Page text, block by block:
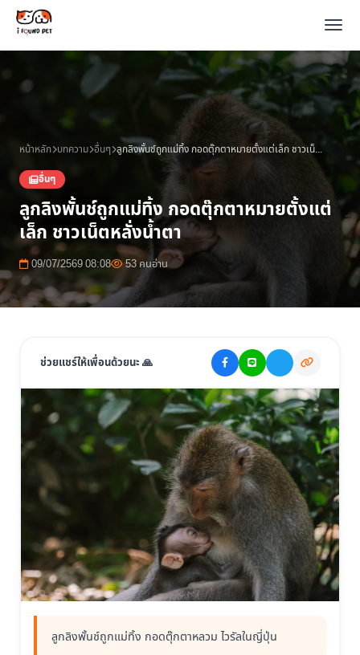
หน้าหลัก บทความ อื่นๆ ลูกลิงพั้นช์ถูกแม่ทิ้ง กอดตุ๊กตาหมายตั้งแต่เล็ก ชาวเน็ตหลั่งน้ำตา
อื่นๆ
ลูกลิงพั้นช์ถูกแม่ทิ้ง กอดตุ๊กตาหมายตั้งแต่
เล็ก ชาวเน็ตหลั่งน้ำตา
09/07/2569 08:08 53 คนอ่าน
ช่วยแชร์ให้เพื่อนด้วยนะ 🙏
ลูกลิงพั้นช์ถูกแม่ทิ้ง กอดตุ๊กตาหลวม ไวรัลในญี่ปุ่น